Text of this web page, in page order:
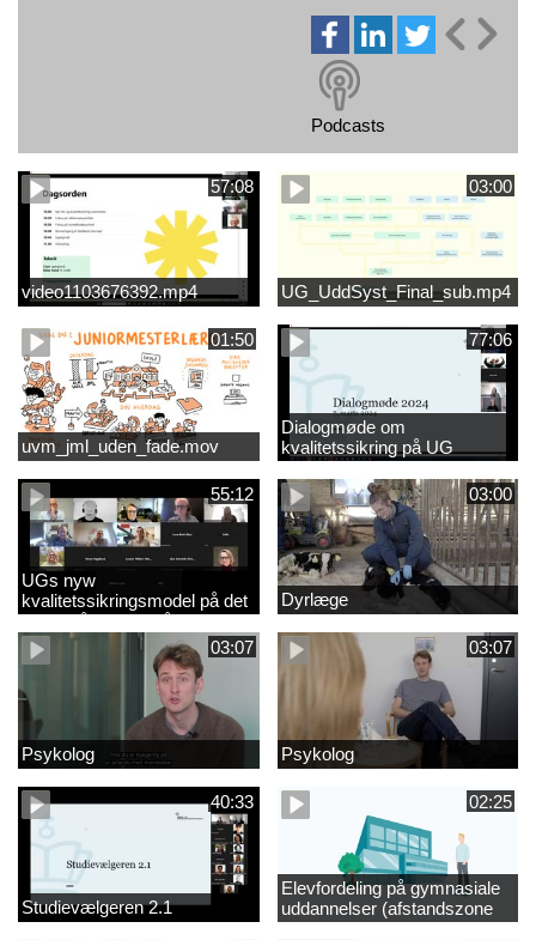
Podcasts
57:08
video1103676392.mp4
03:00
UG_UddSyst_Final_sub.mp4
01:50
uvm_jml_uden_fade.mov
77:06
Dialogmøde om
kvalitetssikring på UG
55:12
UGs nyw
kvalitetssikringsmodel på det
videregående område
03:00
Dyrlæge
03:07
Psykolog
03:07
Psykolog
40:33
Studievælgeren 2.1
02:25
Elevfordeling på gymnasiale
uddannelser (afstandszone
redigeret)